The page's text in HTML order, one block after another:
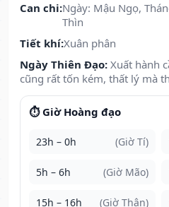
Can chi:Ngày: Mậu Ngọ,
Thìn
Tiết khí:Xuân phân
Ngày Thiên Đạo: Xuất hành
cũng rất tốn kém, thất lý mà
⏱️ Giờ Hoàng đạo
23h – 0h (Giờ Tí)
5h – 6h (Giờ Mão)
15h – 16h (Giờ Thân)